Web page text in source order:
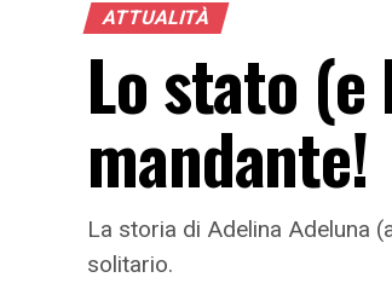
ATTUALITÀ
Lo stato
mandante!
La storia di Adelina Adeluna
solitario.